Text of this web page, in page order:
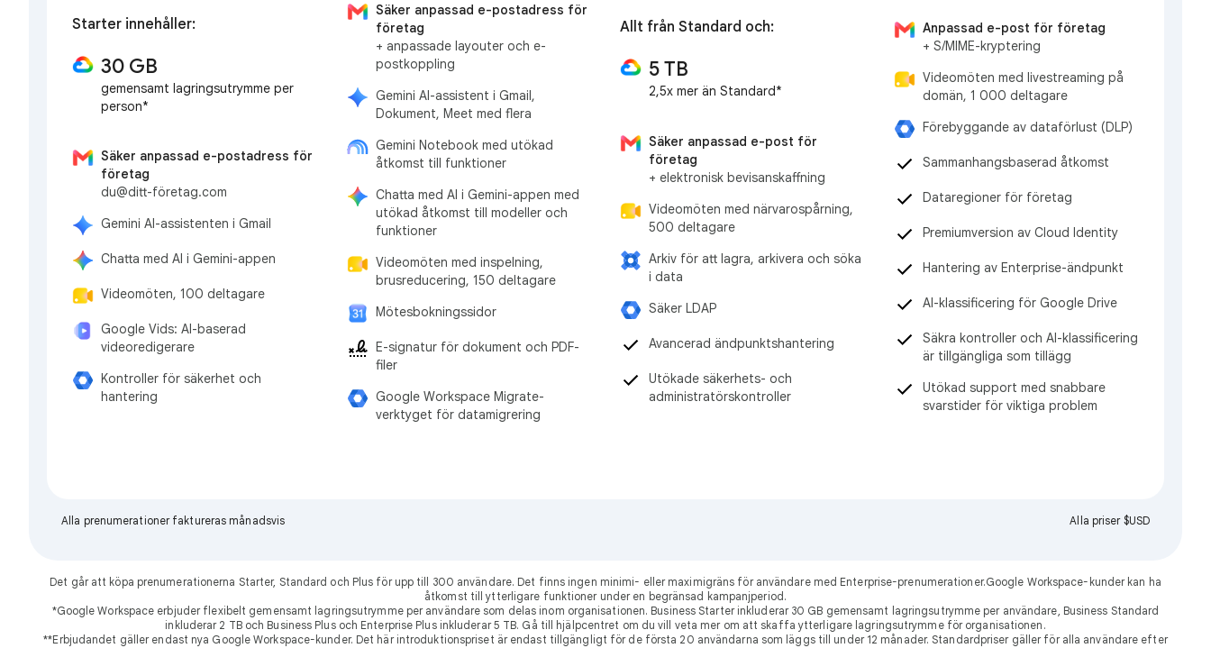
Starter innehåller:
30 GB
gemensamt lagringsutrymme per
person*
Säker anpassad e-postadress för
företag
du@ditt-företag.com
Gemini AI-assistenten i Gmail
Chatta med AI i Gemini-appen
Videomöten, 100 deltagare
Google Vids: AI-baserad
videoredigerare
Kontroller för säkerhet och
hantering
Säker anpassad e-postadress för
företag
+ anpassade layouter och e-
postkoppling
Gemini AI-assistent i Gmail,
Dokument, Meet med flera
Gemini Notebook med utökad
åtkomst till funktioner
Chatta med AI i Gemini-appen med
utökad åtkomst till modeller och
funktioner
Videomöten med inspelning,
brusreducering, 150 deltagare
Mötesbokningssidor
E-signatur för dokument och PDF-
filer
Google Workspace Migrate-
verktyget för datamigrering
Allt från Standard och:
5 TB
2,5x mer än Standard*
Säker anpassad e-post för
företag
+ elektronisk bevisanskaffning
Videomöten med närvarospårning,
500 deltagare
Arkiv för att lagra, arkivera och söka
i data
Säker LDAP
Avancerad ändpunktshantering
Utökade säkerhets- och
administratörskontroller
Anpassad e-post för företag
+ S/MIME-kryptering
Videomöten med livestreaming på
domän, 1 000 deltagare
Förebyggande av dataförlust (DLP)
Sammanhangsbaserad åtkomst
Dataregioner för företag
Premiumversion av Cloud Identity
Hantering av Enterprise-ändpunkt
AI-klassificering för Google Drive
Säkra kontroller och AI-klassificering
är tillgängliga som tillägg
Utökad support med snabbare
svarstider för viktiga problem
Alla prenumerationer faktureras månadsvis Alla priser $USD
Det går att köpa prenumerationerna Starter, Standard och Plus för upp till 300 användare. Det finns ingen minimi- eller maximigräns för användare med Enterprise-prenumerationer.Google Workspace-kunder kan ha
åtkomst till ytterligare funktioner under en begränsad kampanjperiod.
*Google Workspace erbjuder flexibelt gemensamt lagringsutrymme per användare som delas inom organisationen. Business Starter inkluderar 30 GB gemensamt lagringsutrymme per användare, Business Standard
inkluderar 2 TB och Business Plus och Enterprise Plus inkluderar 5 TB. Gå till hjälpcentret om du vill veta mer om att skaffa ytterligare lagringsutrymme för organisationen.
**Erbjudandet gäller endast nya Google Workspace-kunder. Det här introduktionspriset är endast tillgängligt för de första 20 användarna som läggs till under 12 månader. Standardpriser gäller för alla användare efter